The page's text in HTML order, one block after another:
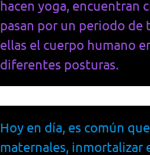
hacen yoga, encuentran
pasan por un periodo de
ellas el cuerpo humano
diferentes posturas.
Hoy en día, es común
maternales, inmortalizar